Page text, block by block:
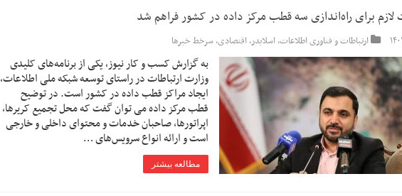
برای راه‌اندازی سه قطب مرکز داده در کشور فراهم شد
۲۷ ارتباطات و فناوری اطلاعات,اسلایدر,اقتصادی,سرخط خبرها
به گزارش کسب و کار نیوز، یکی از برنامه‌های کلیدی
وزارت ارتباطات در راستای توسعه شبکه ملی اطلاعات،
ایجاد مراکز قطب داده در کشور است. در توضیح
قطب مرکز داده می توان گفت که محل تجمیع کریرها،
اپراتورها، صاحبان خدمات و محتوای داخلی و خارجی
است و ارائه انواع سرویس‌های …
مطالعه بیشتر